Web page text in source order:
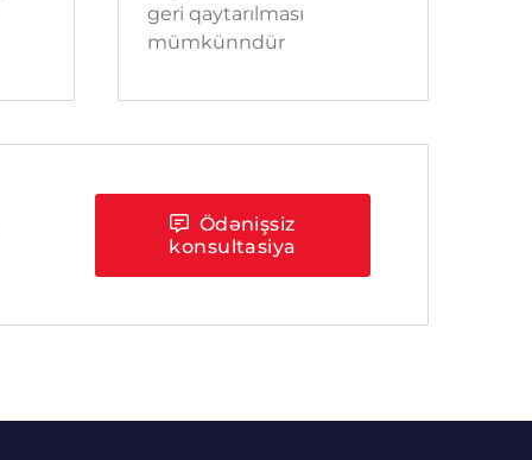
geri qaytarılması
mümkünndür
Ödənişsiz
konsultasiya